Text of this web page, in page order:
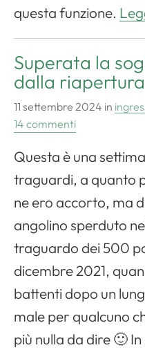
questa funzione.
Superata la
dalla riapertura
11 settembre 2024 in
14 commenti
Questa è una
traguardi, a quanto
ne ero accorto, ma
angolino sperduto
traguardo dei 500
dicembre 2021,
battenti dopo un
male per qualcuno
più nulla da dire 🙂